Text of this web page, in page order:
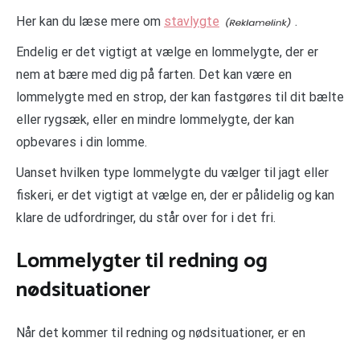
Her kan du læse mere om stavlygte
.
Endelig er det vigtigt at vælge en lommelygte, der er
nem at bære med dig på farten. Det kan være en
lommelygte med en strop, der kan fastgøres til dit bælte
eller rygsæk, eller en mindre lommelygte, der kan
opbevares i din lomme.
Uanset hvilken type lommelygte du vælger til jagt eller
fiskeri, er det vigtigt at vælge en, der er pålidelig og kan
klare de udfordringer, du står over for i det fri.
Lommelygter til redning og
nødsituationer
Når det kommer til redning og nødsituationer, er en